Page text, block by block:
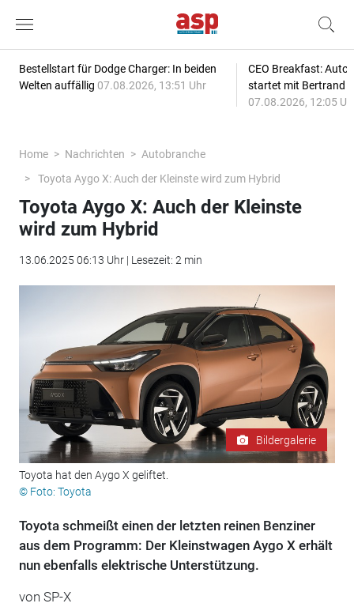
Bestellstart für Dodge Charger: In beiden
Welten auffällig 07.08.2026, 13:51 Uhr
CEO Breakfast:
startet mit Bertrand
07.08.2026, 12:05
Home Nachrichten
Autobranche
Toyota Aygo X: Auch der Kleinste wird zum Hybrid
Toyota Aygo X: Auch der Kleinste
wird zum Hybrid
13.06.2025 06:13 Uhr | Lesezeit: 2 min
Bildergalerie
Toyota hat den Aygo X geliftet.
© Foto: Toyota
Toyota schmeißt einen der letzten reinen Benziner
aus dem Programm: Der Kleinstwagen Aygo X erhält
nun ebenfalls elektrische Unterstützung.
von SP-X